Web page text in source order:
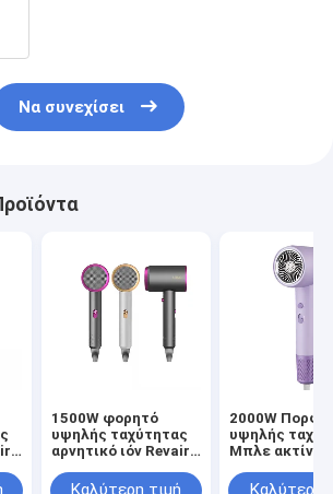
Να συνεχίσει
1500W φορητό
υψηλής ταχύτητας
αρνητικό ιόν Revair
στεγνωτήρα
2000W
υψηλής
Μπλε ακτίνα
Revair